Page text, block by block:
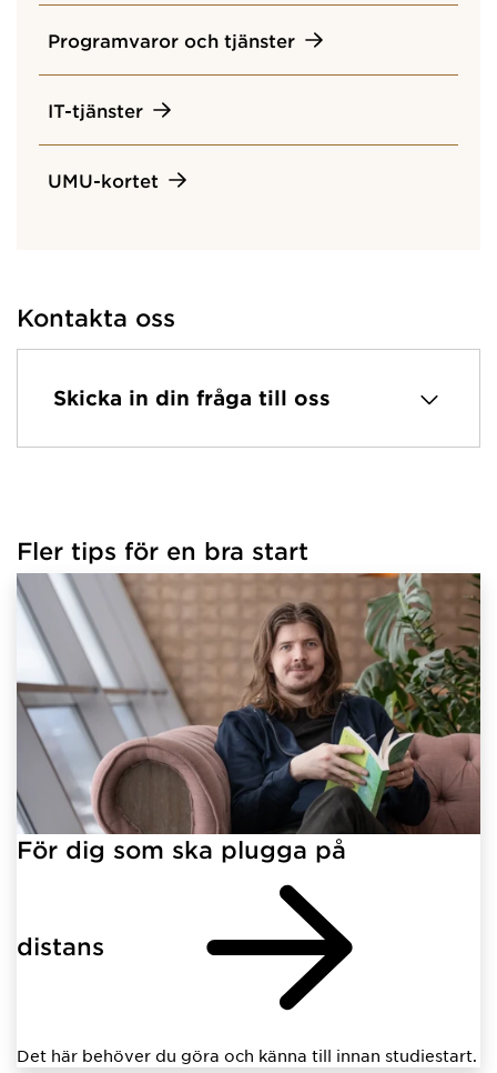
Programvaror och tjänster
IT-tjänster
UMU-kortet
Kontakta oss
Skicka in din fråga till oss
Fler tips för en bra start
För dig som ska plugga på
distans
Det här behöver du göra och känna till innan studiestart.